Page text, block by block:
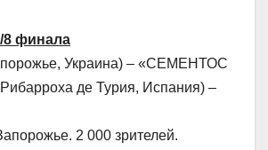
8 финала
Украина) – «СЕМЕНТОС
де Турия, Испания) –
2 000 зрителей.